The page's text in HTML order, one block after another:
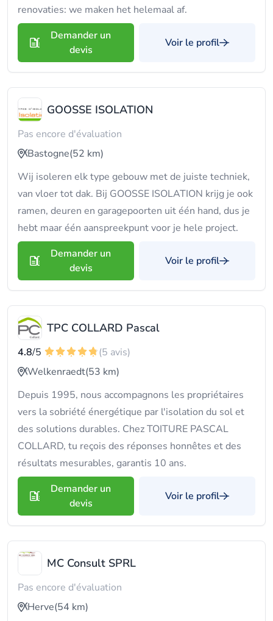
renovaties: we maken het helemaal af.
Demander un
devis
Voir le profil
GOOSSE ISOLATION
Pas encore d'évaluation
Bastogne(52 km)
Wij isoleren elk type gebouw met de juiste techniek,
van vloer tot dak. Bij GOOSSE ISOLATION krijg je ook
ramen, deuren en garagepoorten uit één hand, dus je
hebt maar één aanspreekpunt voor je hele project.
Demander un
devis
Voir le profil
TPC COLLARD Pascal
4.8/5
(5 avis)
Welkenraedt(53 km)
Depuis 1995, nous accompagnons les propriétaires
vers la sobriété énergétique par l'isolation du sol et
des solutions durables. Chez TOITURE PASCAL
COLLARD, tu reçois des réponses honnêtes et des
résultats mesurables, garantis 10 ans.
Demander un
devis
Voir le profil
MC Consult SPRL
Pas encore d'évaluation
Herve(54 km)